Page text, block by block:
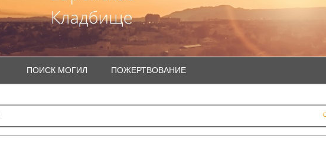
ПОИСК МОГИЛ ПОЖЕРТВОВАНИЕ